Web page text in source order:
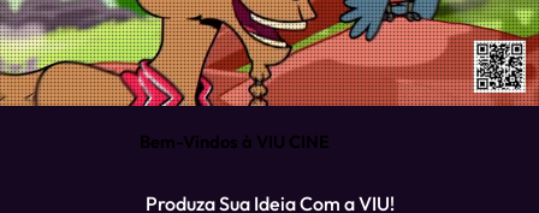
Bem-Vindos à VIU CINE
Produza Sua Ideia Com a VIU!